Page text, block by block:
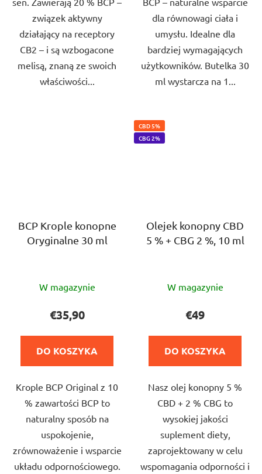
związek aktywny
działający na receptory
CB2 – i są wzbogacone
melisą, znaną ze swoich
właściwości...
dla równowagi ciała i
umysłu. Idealne dla
bardziej wymagających
użytkowników. Butelka 30
ml wystarcza na 1...
BCP Krople konopne
Oryginalne 30 ml
ocena
produktu
wynosi
na
gwiazdek.
W magazynie
€35,90
DO KOSZYKA
Krople BCP Original z 10
% zawartości BCP to
naturalny sposób na
uspokojenie,
zrównoważenie i wsparcie
układu odpornościowego.
CBD 5%
CBG 2%
Olejek konopny CBD
5 % + CBG 2 %, 10 ml
ocena
produktu
na
gwiazdek.
W magazynie
€49
DO KOSZYKA
Nasz olej konopny 5 %
CBD + 2 % CBG to
wysokiej jakości
suplement diety,
zaprojektowany w celu
wspomagania odporności i